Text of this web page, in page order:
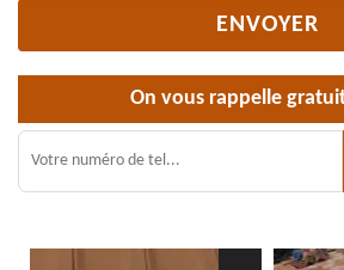
On vous rappelle